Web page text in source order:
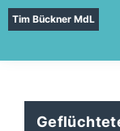
Tim Bückner MdL